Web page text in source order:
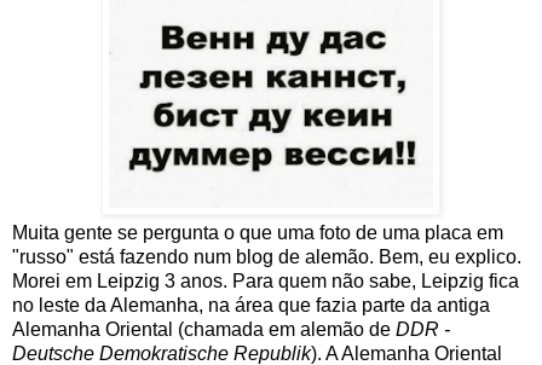
Muita gente se pergunta o que uma foto de uma placa em
"russo" está fazendo num blog de alemão. Bem, eu explico.
Morei em Leipzig 3 anos. Para quem não sabe, Leipzig fica
no leste da Alemanha, na área que fazia parte da antiga
Alemanha Oriental (chamada em alemão de DDR -
Deutsche Demokratische Republik). A Alemanha Oriental